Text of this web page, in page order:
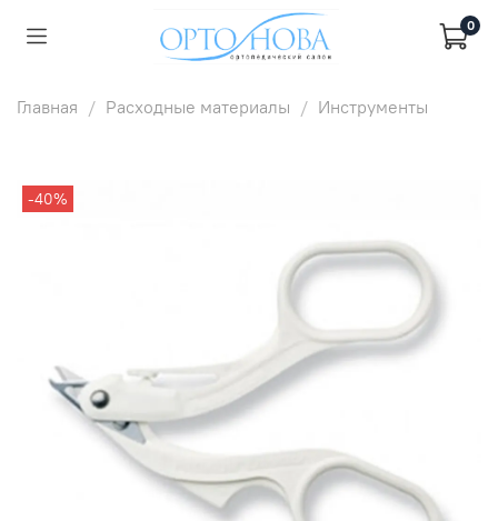
0
Главная Расходные материалы Инструменты
-40%